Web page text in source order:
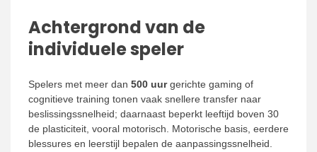
Achtergrond van de
individuele speler
Spelers met meer dan 500 uurgerichte gaming of
cognitieve training tonen vaak snellere transfer naar
beslissingssnelheid; daarnaast beperkt leeftijd boven 30
de plasticiteit, vooral motorisch. Motorische basis, eerdere
blessures en leerstijl bepalen de aanpassingssnelheid.